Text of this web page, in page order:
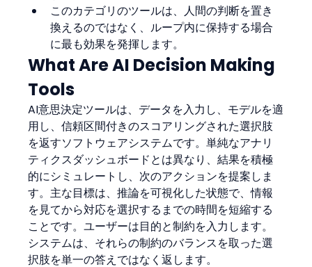
このカテゴリのツールは、人間の判断を置き
換えるのではなく、ループ内に保持する場合
に最も効果を発揮します。
What Are AI Decision Making
Tools
AI意思決定ツールは、データを入力し、モデルを適
用し、信頼区間付きのスコアリングされた選択肢
を返すソフトウェアシステムです。単純なアナリ
ティクスダッシュボードとは異なり、結果を積極
的にシミュレートし、次のアクションを提案しま
す。主な目標は、推論を可視化した状態で、情報
を見てから対応を選択するまでの時間を短縮する
ことです。ユーザーは目的と制約を入力します。
システムは、それらの制約のバランスを取った選
択肢を単一の答えではなく返します。